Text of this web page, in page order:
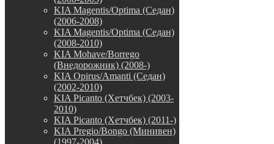
KIA Magentis/Optima (Седан)
(2006-2008)
KIA Magentis/Optima (Седан)
(2008-2010)
KIA Mohave/Borrego
(Внедорожник) (2008-)
KIA Opirus/Amanti (Седан)
(2002-2010)
KIA Picanto (Хетчбек) (2003-
2010)
KIA Picanto (Хетчбек) (2011-)
KIA Pregio/Bongo (Минивен)
(1997-2004)